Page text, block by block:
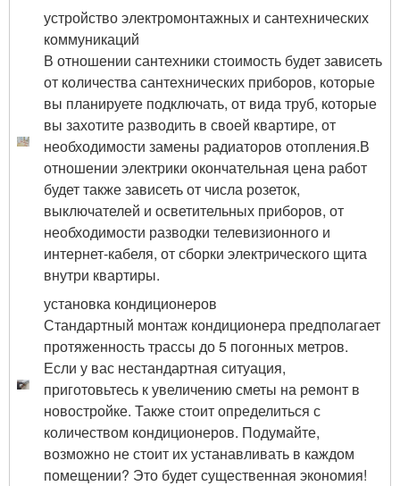
устройство электромонтажных и сантехнических
коммуникаций
В отношении сантехники стоимость будет зависеть
от количества сантехнических приборов, которые
вы планируете подключать, от вида труб, которые
вы захотите разводить в своей квартире, от
необходимости замены радиаторов отопления.В
отношении электрики окончательная цена работ
будет также зависеть от числа розеток,
выключателей и осветительных приборов, от
необходимости разводки телевизионного и
интернет-кабеля, от сборки электрического щита
внутри квартиры.
установка кондиционеров
Стандартный монтаж кондиционера предполагает
протяженность трассы до 5 погонных метров.
Если у вас нестандартная ситуация,
приготовьтесь к увеличению сметы на ремонт в
новостройке. Также стоит определиться с
количеством кондиционеров. Подумайте,
возможно не стоит их устанавливать в каждом
помещении? Это будет существенная экономия!